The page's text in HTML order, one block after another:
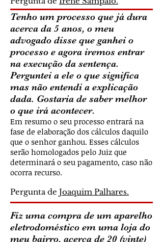
Tenho um processo que já dura
acerca da 5 anos, o meu
advogado disse que ganhei o
processo e agora iremos entrar
na execução da sentença.
Perguntei a ele o que significa
mas não entendi a explicação
dada. Gostaria de saber melhor
o que irá acontecer.
Em resumo o seu processo entrará na
fase de elaboração dos cálculos daquilo
que o senhor ganhou. Esses cálculos
serão homologados pelo Juiz que
determinará o seu pagamento, caso não
ocorra recurso.
Pergunta de Joaquim Palhares.
Fiz uma compra de um aparelho
eletrodoméstico em uma loja do
meu bairro, acerca de 20 (vinte)